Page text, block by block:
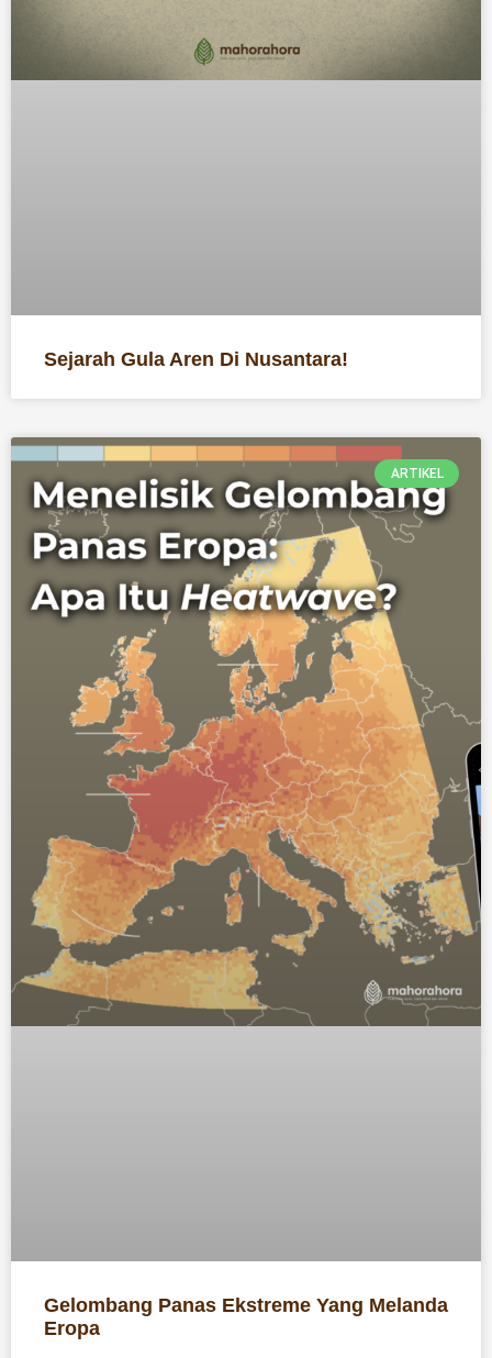
Sejarah Gula Aren Di Nusantara!
ARTIKEL
Gelombang Panas Ekstreme Yang Melanda
Eropa